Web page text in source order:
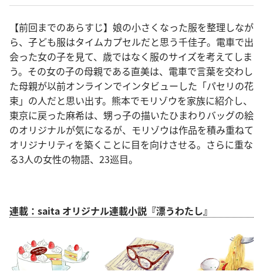
【前回までのあらすじ】娘の小さくなった服を整理しなが
ら、子ども服はタイムカプセルだと思う千佳子。電車で出
会った女の子を見て、歳ではなく服のサイズを考えてしま
う。その女の子の母親である直美は、電車で言葉を交わし
た母親が以前オンラインでインタビューした「パセリの花
束」の人だと思い出す。熊本でモリゾウを家族に紹介し、
東京に戻った麻希は、甥っ子の描いたひまわりバッグの絵
のオリジナルが気になるが、モリゾウは作品を積み重ねて
オリジナリティを築くことに目を向けさせる。さらに重な
る3人の女性の物語、23巡目。
連載：saita オリジナル連載小説『漂うわたし』